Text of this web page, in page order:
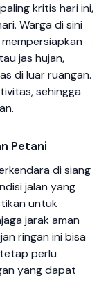
kritis hari ini,
Warga di sini
jas hujan,
di luar ruangan.
sehingga
Petani
di siang
jalan yang
untuk
jarak aman
ringan ini bisa
perlu
yang dapat